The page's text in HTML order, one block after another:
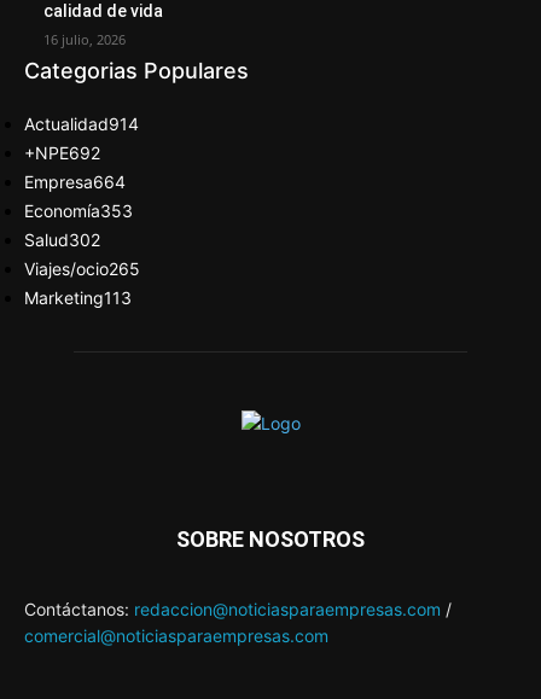
calidad de vida
16 julio, 2026
Categorias Populares
Actualidad914
+NPE692
Empresa664
Economía353
Salud302
Viajes/ocio265
Marketing113
SOBRE NOSOTROS
Contáctanos: redaccion@noticiasparaempresas.com /
comercial@noticiasparaempresas.com